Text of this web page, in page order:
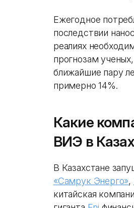
Ежегодное
последствии
реалиях
прогнозам
ближайшие пару
примерно 14%.
Какие
ВИЭ в
В Казахстане
«Самрук Энерго»,
китайская